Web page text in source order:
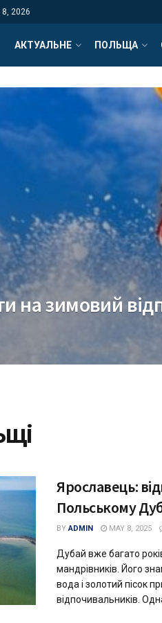
2026
АКТУАЛЬНЕ ПОЛЬЩА
на зимовий
Ярославець:
Польському
BY ADMIN MAY 8, 2025
Дубай вже багато
мандрівників. Його
вода і золотий пісок
відпочивальників.